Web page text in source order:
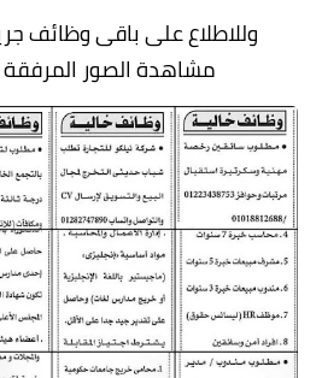
وللاطلاع على باقى وظائف
مشاهدة الصور